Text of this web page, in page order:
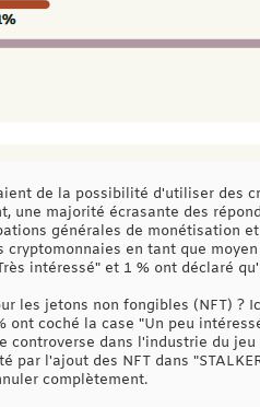
de la possibilité d'utiliser des
une majorité écrasante des
générales de monétisation
en tant que
intéressé" et 1 % ont déclaré
les jetons non fongibles (NFT) ?
ont coché la case "Un peu
controverse dans l'industrie du
par l'ajout des NFT dans
complètement.